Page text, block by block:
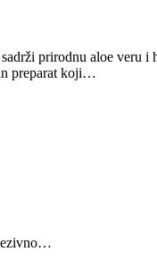
prirodnu aloe veru
preparat koji…